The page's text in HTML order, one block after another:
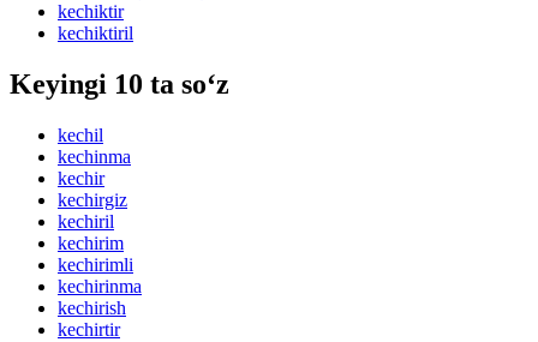
kechiktir
kechiktiril
Keyingi 10 ta so‘z
kechil
kechinma
kechir
kechirgiz
kechiril
kechirim
kechirimli
kechirinma
kechirish
kechirtir